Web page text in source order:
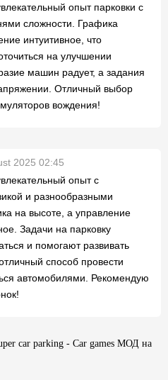
опыт парковки с
сложности. Графика
интуитивное, что
на улучшении
машин радует, а задания
Отличный выбор
вождения!
2025 02:45
опыт с
и разнообразными
на высоте, а управление
Задачи на парковку
и помогают развивать
способ провести
автомобилями. Рекомендую
car parking - Car games МОД на